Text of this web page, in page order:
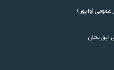
عمومی (واپور)